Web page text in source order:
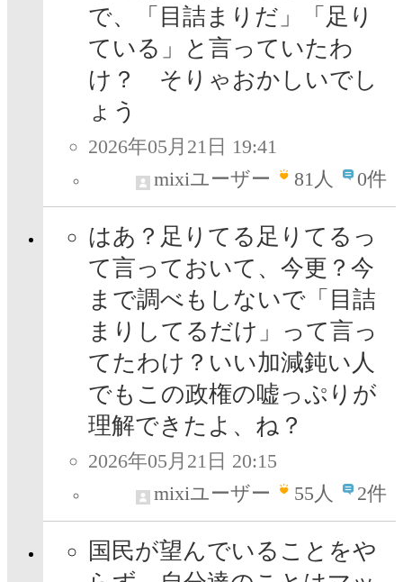
で、「目詰まりだ」「足り
ている」と言っていたわ
け？ そりゃおかしいでし
ょう
2026年05月21日 19:41
mixiユーザー
81人 0件
はあ？足りてる足りてるっ
て言っておいて、今更？今
まで調べもしないで「目詰
まりしてるだけ」って言っ
てたわけ？いい加減鈍い人
でもこの政権の嘘っぷりが
理解できたよ、ね？
2026年05月21日 20:15
mixiユーザー
55人 2件
国民が望んでいることをや